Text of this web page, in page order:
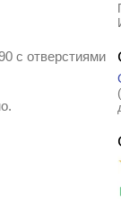
с отверстиями
(